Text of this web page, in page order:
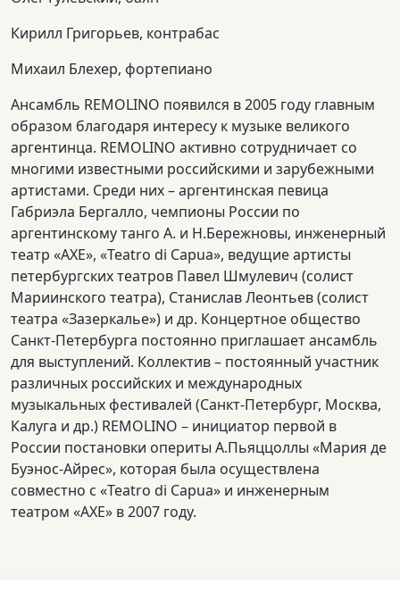
Кирилл Григорьев, контрабас
Михаил Блехер, фортепиано
Ансамбль REMOLINO появился в 2005 году главным
образом благодаря интересу к музыке великого
аргентинца. REMOLINO активно сотрудничает со
многими известными российскими и зарубежными
артистами. Среди них – аргентинская певица
Габриэла Бергалло, чемпионы России по
аргентинскому танго А. и Н.Бережновы, инженерный
театр «АХЕ», «Teatro di Capua», ведущие артисты
петербургских театров Павел Шмулевич (солист
Мариинского театра), Станислав Леонтьев (солист
театра «Зазеркалье») и др. Концертное общество
Санкт-Петербурга постоянно приглашает ансамбль
для выступлений. Коллектив – постоянный участник
различных российских и международных
музыкальных фестивалей (Санкт-Петербург, Москва,
Калуга и др.) REMOLINO – инициатор первой в
России постановки опериты А.Пьяццоллы «Мария де
Буэнос-Айрес», которая была осуществлена
совместно с «Teatro di Capua» и инженерным
театром «АХЕ» в 2007 году.